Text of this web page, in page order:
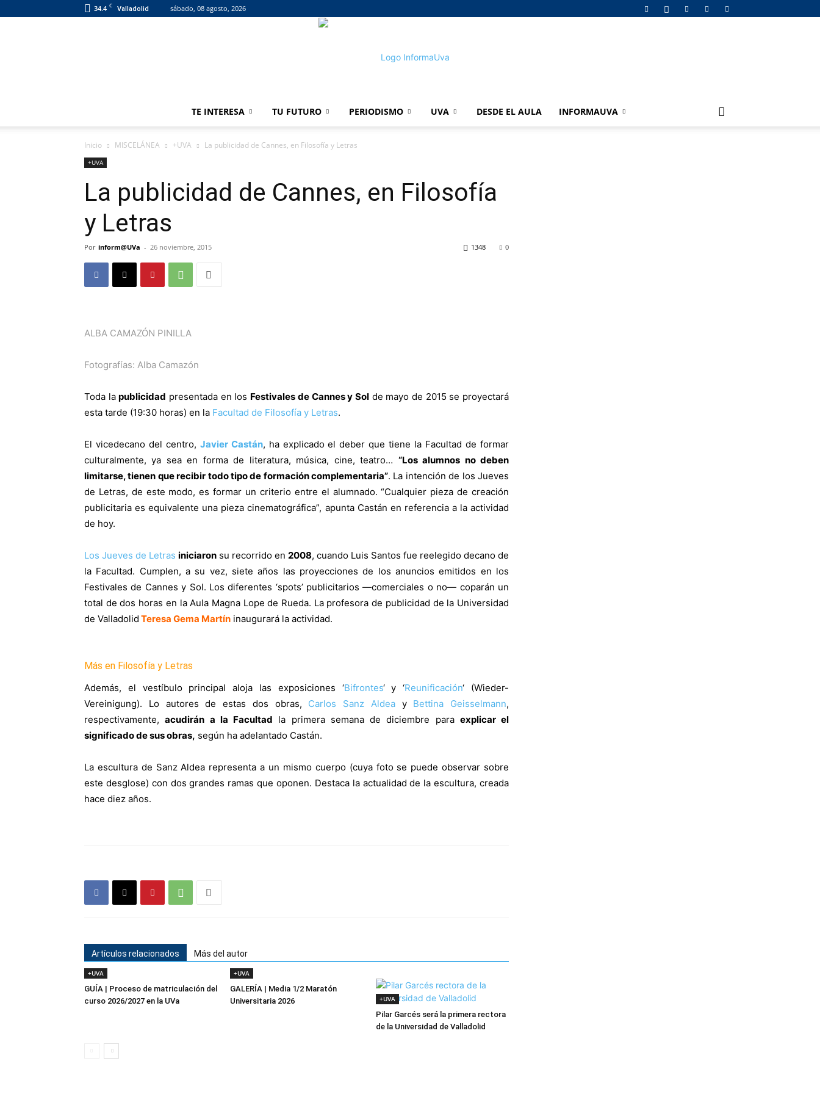
34.4 C Valladolid sábado, 08 agosto, 2026
TE INTERESA TU FUTURO PERIODISMO UVA DESDE EL AULA INFORMAUVA
Inicio MISCELÁNEA +UVA La publicidad de Cannes, en Filosofía y Letras
+UVA
La publicidad de Cannes, en Filosofía
y Letras
Por inform@UVa - 26 noviembre, 2015 0
1348
ALBA CAMAZÓN PINILLA
Fotografías: Alba Camazón
Toda lapublicidad presentada en los Festivales de Cannes y Solde mayo de 2015 se proyectará
esta tarde (19:30 horas) en la Facultad de Filosofía y Letras.
El vicedecano del centro, Javier Castán, ha explicado el deber que tiene la Facultad de formar
culturalmente, ya sea en forma de literatura, música, cine, teatro… “Los alumnos no deben
limitarse, tienen que recibir todo tipo de formación complementaria”. La intención de los Jueves
de Letras, de este modo, es formar un criterio entre el alumnado. “Cualquier pieza de creación
publicitaria es equivalente una pieza cinematográfica”, apunta Castán en referencia a la actividad
de hoy.
Los Jueves de Letras iniciaron su recorrido en 2008, cuando Luis Santos fue reelegido decano de
la Facultad. Cumplen, a su vez, siete años las proyecciones de los anuncios emitidos en los
Festivales de Cannes y Sol. Los diferentes ‘spots’ publicitarios —comerciales o no— coparán un
total de dos horas en la Aula Magna Lope de Rueda. La profesora de publicidad de la Universidad
de Valladolid Teresa Gema Martín inaugurará la actividad.
Más en Filosofía y Letras
Además, el vestíbulo principal aloja las exposiciones ‘Bifrontes‘ y ‘Reunificación‘ (Wieder-
Vereinigung). Lo autores de estas dos obras, Carlos Sanz Aldeay Bettina Geisselmann,
respectivamente,acudirán a la Facultad la primera semana de diciembre para explicar el
significado de sus obras, según ha adelantado Castán.
La escultura de Sanz Aldea representa a un mismo cuerpo (cuya foto se puede observar sobre
este desglose) con dos grandes ramas que oponen. Destaca la actualidad de la escultura, creada
hace diez años.
Artículos relacionados Más del autor
+UVA
GUÍA | Proceso de matriculación del
curso 2026/2027 en la UVa
+UVA
GALERÍA | Media 1/2 Maratón
Universitaria 2026
+UVA
Pilar Garcés será la primera rectora
de la Universidad de Valladolid